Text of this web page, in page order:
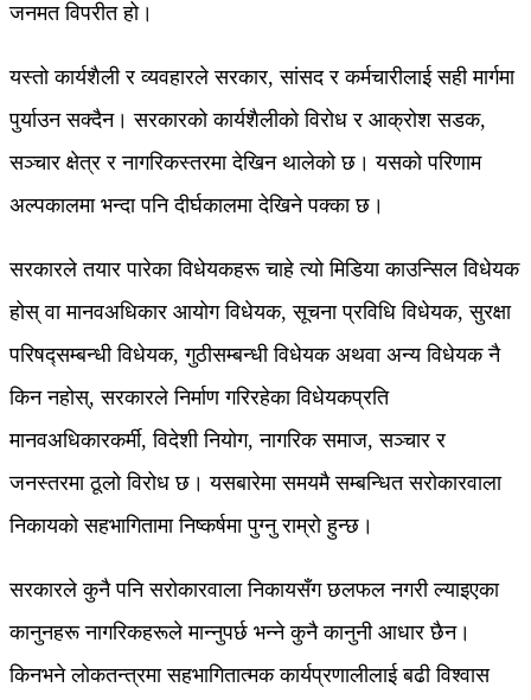
जनमत विपरीत हो।
यस्तो कार्यशैली र व्यवहारले सरकार, सांसद र कर्मचारीलाई सही मार्गमा
पुर्याउन सक्दैन। सरकारको कार्यशैलीको विरोध र आक्रोश सडक,
सञ्चार क्षेत्र र नागरिकस्तरमा देखिन थालेको छ। यसको परिणाम
अल्पकालमा भन्दा पनि दीर्घकालमा देखिने पक्का छ।
सरकारले तयार पारेका विधेयकहरू चाहे त्यो मिडिया काउन्सिल विधेयक
होस् वा मानवअधिकार आयोग विधेयक, सूचना प्रविधि विधेयक, सुरक्षा
परिषद्सम्बन्धी विधेयक, गुठीसम्बन्धी विधेयक अथवा अन्य विधेयक नै
किन नहोस्, सरकारले निर्माण गरिरहेका विधेयकप्रति
मानवअधिकारकर्मी, विदेशी नियोग, नागरिक समाज, सञ्चार र
जनस्तरमा ठूलो विरोध छ। यसबारेमा समयमै सम्बन्धित सरोकारवाला
निकायको सहभागितामा निष्कर्षमा पुग्नु राम्रो हुन्छ।
सरकारले कुनै पनि सरोकारवाला निकायसँग छलफल नगरी ल्याइएका
कानुनहरू नागरिकहरूले मान्नुपर्छ भन्ने कुनै कानुनी आधार छैन।
किनभने लोकतन्त्रमा सहभागितात्मक कार्यप्रणालीलाई बढी विश्वास